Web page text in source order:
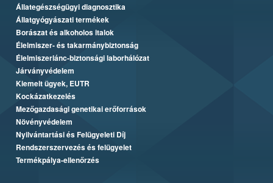
Állategészségügyi diagnosztika
Állatgyógyászati termékek
Borászat és alkoholos italok
Élelmiszer- és takarmánybiztonság
Élelmiszerlánc-biztonsági laborhálózat
Járványvédelem
Kiemelt ügyek, EUTR
Kockázatkezelés
Mezőgazdasági genetikai erőforrások
Növényvédelem
Nyilvántartási és Felügyeleti Díj
Rendszerszervezés és felügyelet
Termékpálya-ellenőrzés